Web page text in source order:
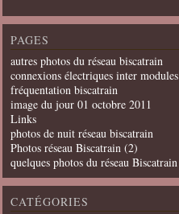
PAGES
autres photos du réseau biscatrain
connexions électriques inter modules
fréquentation biscatrain
image du jour 01 octobre 2011
Links
photos de nuit réseau biscatrain
Photos réseau Biscatrain (2)
quelques photos du réseau Biscatrain
CATÉGORIES